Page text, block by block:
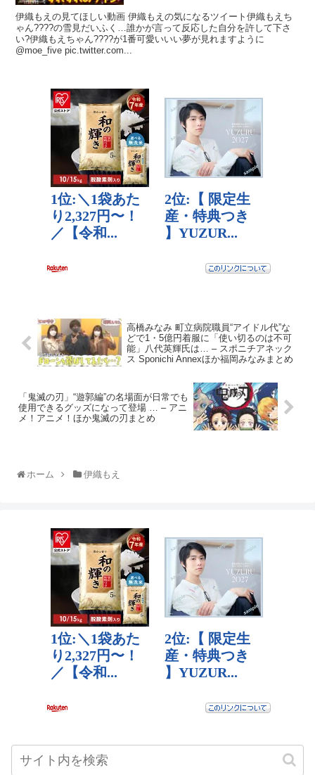
伊織もえの見てほしい動画 伊織もえの気になるツイート伊織もえち
ゃん????の雪見だいふく…誰かが言って反応した自分を許して下さ
い?伊織もえちゃん????が1番可愛いいい夢が見れますように
@moe_five pic.twitter.com...
高橋みなみ 町立病院職員“アイドル代”な
どで1・5億円着服に「使い切るのは不可
能」八代英輝氏は… – スポニチアネック
ス Sponichi Annexほか福岡みなみまとめ
「鬼滅の刃」“遊郭編”の名場面が日常でも
使用できるグッズになって登場 … – アニ
メ！アニメ！ほか鬼滅の刃まとめ
ホーム 伊織もえ